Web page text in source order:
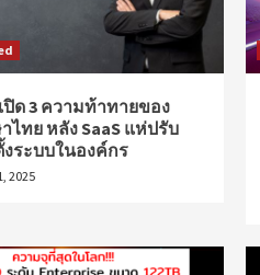
ปิด 3 ความท้าทายของ
ไทย หลัง SaaS แห่ปรับ
ระบบในองค์กร
2025